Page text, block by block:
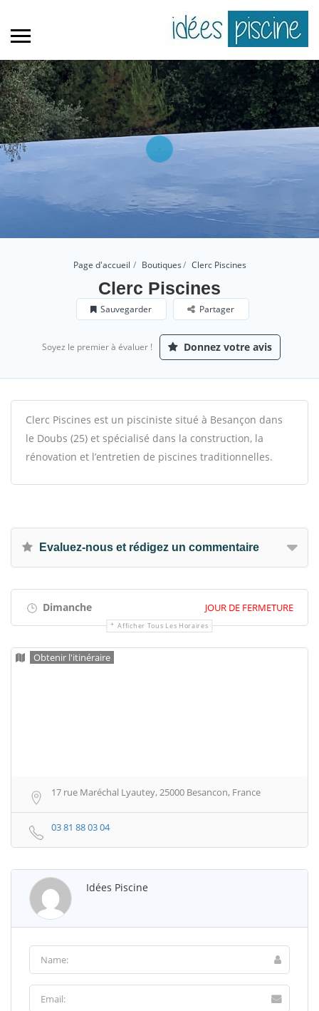
Page d'accueil Boutiques Clerc Piscines
Clerc Piscines
Sauvegarder Partager
Soyez le premier à évaluer ! Donnez votre avis
Clerc Piscines est un pisciniste situé à Besançon dans
le Doubs (25) et spécialisé dans la construction, la
rénovation et l’entretien de piscines traditionnelles.
Evaluez-nous et rédigez un commentaire
Dimanche JOUR DE FERMETURE
Afficher Tous Les Horaires
Obtenir l'itinéraire
17 rue Maréchal Lyautey, 25000 Besancon, France
03 81 88 03 04
Idées Piscine